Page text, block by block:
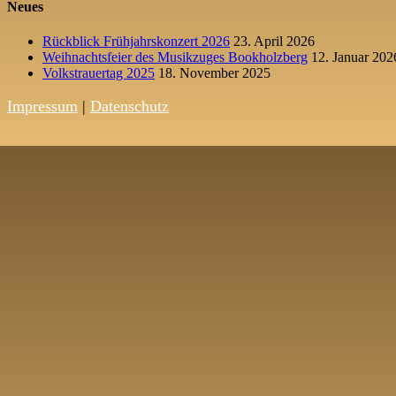
Neues
Rückblick Frühjahrskonzert 2026 23. April 2026
Weihnachtsfeier des Musikzuges Bookholzberg 12. Januar
Volkstrauertag 2025 18. November 2025
Impressum | Datenschutz